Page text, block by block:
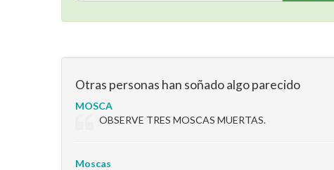
Otras personas han soñado algo parecido
MOSCA
OBSERVE TRES MOSCAS MUERTAS.
Moscas